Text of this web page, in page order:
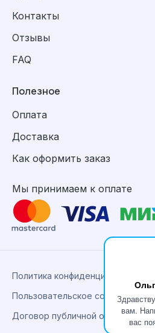
вам.
вас
Контакты
Отзывы
FAQ
Полезное
Оплата
Доставка
Как оформить заказ
Мы принимаем к оплате
Политика конфиденциальности,
Пользовательское соглашение
Договор публичной оферты